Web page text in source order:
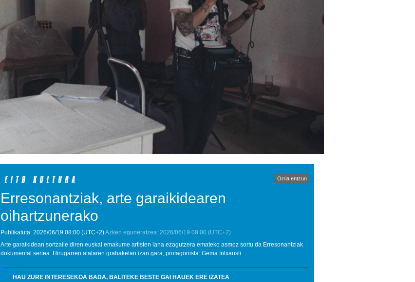
Orria entzun
Erresonantziak, arte garaikidearen
oihartzunerako
Publikatuta: 2026/06/19 08:00 (UTC+2)Azken eguneratzea: 2026/06/19 08:00 (UTC+2)
Arte garaikidean sortzaile diren euskal emakume artisten lana ezagutzera emateko asmoz sortu da Erresonantziak
dokumental seriea. Hirugarren atalaren grabaketan izan gara, protagonista: Gema Intxausti.
HAU ZURE INTERESEKOA BADA, BALITEKE BESTE GAI HAUEK ERE IZATEA